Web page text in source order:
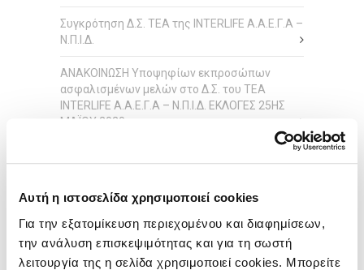
Αυτή η ιστοσελίδα χρησιμοποιεί cookies
Για την εξατομίκευση περιεχομένου και διαφημίσεων,
την ανάλυση επισκεψιμότητας και για τη σωστή
λειτουργία της η σελίδα χρησιμοποιεί cookies. Μπορείτε
Συγκρότηση Δ.Σ. ΤΕΑ της INTERLIFE Α.Α.Ε.Γ.Α –
Ν.Π.Ι.Δ.
ΑΝΑΚΟΙΝΩΣΗ Υποψηφίων εκπροσώπων
ασφαλισμένων μελών στο Δ.Σ. του ΤΕΑ
INTERLIFE Α.Α.Ε.Γ.Α – Ν.Π.Ι.Δ. ΕΚΛΟΓΕΣ 25ΗΣ
ΜΑΪΟΥ 2020
Απρίλιος 2024